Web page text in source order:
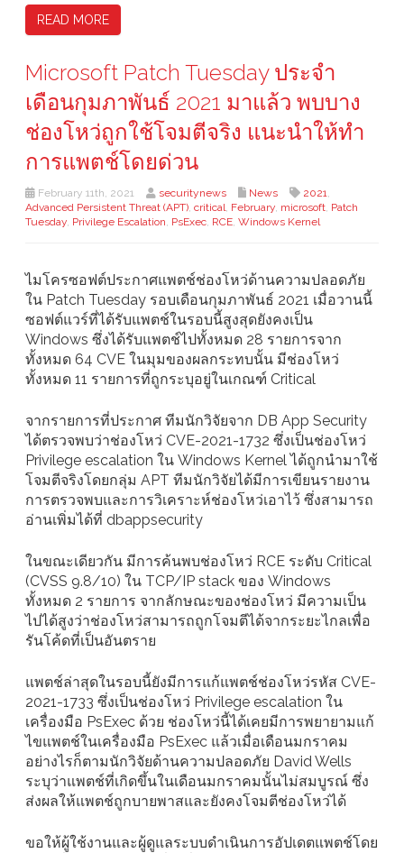
READ MORE
Microsoft Patch Tuesday ประจำ
เดือนกุมภาพันธ์ 2021 มาแล้ว พบบาง
ช่องโหว่ถูกใช้โจมตีจริง แนะนำให้ทำ
การแพตช์โดยด่วน
February 11th, 2021 securitynews News 2021,
Advanced Persistent Threat (APT), critical, February, microsoft, Patch
Tuesday, Privilege Escalation, PsExec, RCE, Windows Kernel
ไมโครซอฟต์ประกาศแพตช์ช่องโหว่ด้านความปลอดภัย
ใน Patch Tuesday รอบเดือนกุมภาพันธ์ 2021 เมื่อวานนี้
ซอฟต์แวร์ที่ได้รับแพตช์ในรอบนี้สูงสุดยังคงเป็น
Windows ซึ่งได้รับแพตช์ไปทั้งหมด 28 รายการจาก
ทั้งหมด 64 CVE ในมุมของผลกระทบนั้น มีช่องโหว่
ทั้งหมด 11 รายการที่ถูกระบุอยู่ในเกณฑ์ Critical
จากรายการที่ประกาศ ทีมนักวิจัยจาก DB App Security
ได้ตรวจพบว่าช่องโหว่ CVE-2021-1732 ซึ่งเป็นช่องโหว่
Privilege escalation ใน Windows Kernel ได้ถูกนำมาใช้
โจมตีจริงโดยกลุ่ม APT ทีมนักวิจัยได้มีการเขียนรายงาน
การตรวจพบและการวิเคราะห์ช่องโหว่เอาไว้ ซึ่งสามารถ
อ่านเพิ่มได้ที่ dbappsecurity
ในขณะเดียวกัน มีการค้นพบช่องโหว่ RCE ระดับ Critical
(CVSS 9.8/10) ใน TCP/IP stack ของ Windows
ทั้งหมด 2 รายการ จากลักษณะของช่องโหว่ มีความเป็น
ไปได้สูงว่าช่องโหว่สามารถถูกโจมตีได้จากระยะไกลเพื่อ
รันโค้ดที่เป็นอันตราย
แพตช์ล่าสุดในรอบนี้ยังมีการแก้แพตช์ช่องโหว่รหัส CVE-
2021-1733 ซึ่งเป็นช่องโหว่ Privilege escalation ใน
เครื่องมือ PsExec ด้วย ช่องโหว่นี้ได้เคยมีการพยายามแก้
ไขแพตช์ในเครื่องมือ PsExec แล้วเมื่อเดือนมกราคม
อย่างไรก็ตามนักวิจัยด้านความปลอดภัย David Wells
ระบุว่าแพตช์ที่เกิดขึ้นในเดือนมกราคมนั้นไม่สมบูรณ์ ซึ่ง
ส่งผลให้แพตช์ถูกบายพาสและยังคงโจมตีช่องโหว่ได้
ขอให้ผู้ใช้งานและผู้ดูแลระบบดำเนินการอัปเดตแพตช์โดย